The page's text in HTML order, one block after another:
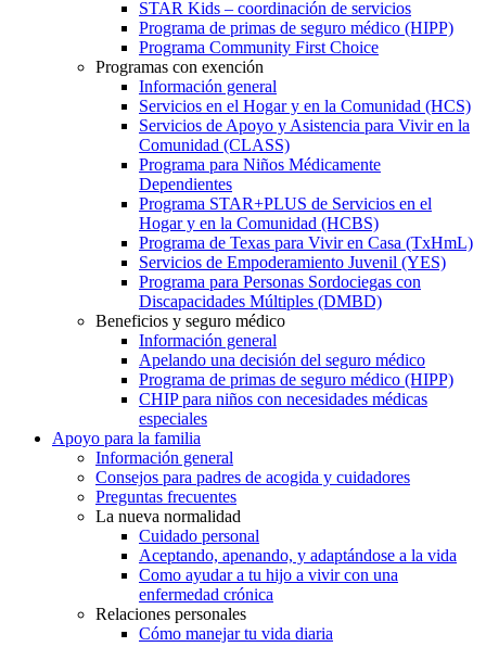
STAR Kids – coordinación de servicios
Programa de primas de seguro médico (HIPP)
Programa Community First Choice
Programas con exención
Información general
Servicios en el Hogar y en la Comunidad (HCS)
Servicios de Apoyo y Asistencia para Vivir en la
Comunidad (CLASS)
Programa para Niños Médicamente
Dependientes
Programa STAR+PLUS de Servicios en el
Hogar y en la Comunidad (HCBS)
Programa de Texas para Vivir en Casa (TxHmL)
Servicios de Empoderamiento Juvenil (YES)
Programa para Personas Sordociegas con
Discapacidades Múltiples (DMBD)
Beneficios y seguro médico
Información general
Apelando una decisión del seguro médico
Programa de primas de seguro médico (HIPP)
CHIP para niños con necesidades médicas
especiales
Apoyo para la familia
Información general
Consejos para padres de acogida y cuidadores
Preguntas frecuentes
La nueva normalidad
Cuidado personal
Aceptando, apenando, y adaptándose a la vida
Como ayudar a tu hijo a vivir con una
enfermedad crónica
Relaciones personales
Cómo manejar tu vida diaria